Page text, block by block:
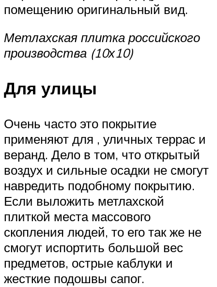
помещению оригинальный вид.
Метлахская плитка российского
производства (10х10)
Для улицы
Очень часто это покрытие
применяют для , уличных террас и
веранд. Дело в том, что открытый
воздух и сильные осадки не смогут
навредить подобному покрытию.
Если выложить метлахской
плиткой места массового
скопления людей, то его так же не
смогут испортить большой вес
предметов, острые каблуки и
жесткие подошвы сапог.